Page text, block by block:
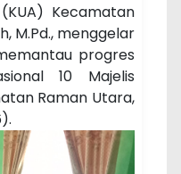
Kecamatan
M.Pd., menggelar
progres
10 Majelis
Raman Utara,